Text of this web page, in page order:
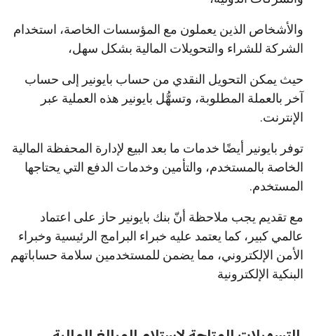
والأشخاص الذين يعملون مع المؤسسات الخاصة، استخدام
الشركة للشراء والتحويلات المالية بشكل سهل،
حيث يمكن التحويل النقدي من حساب بايونير إلى حساب
آخر بالعملة المطلوبة، وتسهُّل بايونير هذه العملية عبر
الإنترنت.
توفر بايونير أيضًا خدمات ما بعد البيع لإدارة المحفظة المالية
الخاصة بالمستخدم، والتأمين وخدمات الدفع التي يحتاجها
المستخدم.
مع تقديم يجب ملاحظة أنّ بنك بايونير حاز على اعتماد
عالمي كبير، كما يعتمد عليه خبراء البرامج الرئيسية وخبراء
الأمن الإلكتروني، مما يضمن للمستخدمين سلامة حساباتهم
البنكية الإلكترونية